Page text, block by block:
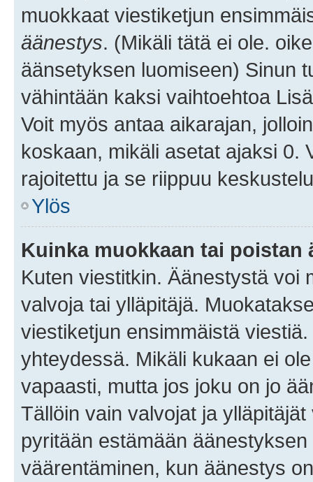
muokkaat viestiketjun
äänestys. (Mikäli tätä ei ole.
äänsetyksen luomiseen) Sinun
vähintään kaksi vaihtoehtoa
Voit myös antaa aikarajan,
koskaan, mikäli asetat ajaksi 0.
rajoitettu ja se riippuu
Ylös
Kuinka muokkaan tai poistan
Kuten viestitkin. Äänestystä voi
valvoja tai ylläpitäjä.
viestiketjun ensimmäistä
yhteydessä. Mikäli kukaan ei
vapaasti, mutta jos joku on jo
Tällöin vain valvojat ja
pyritään estämään
väärentäminen, kun äänestys